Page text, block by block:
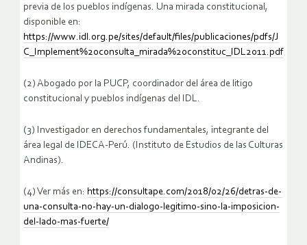
previa de los pueblos indígenas. Una mirada constitucional,
disponible en:
https://www.idl.org.pe/sites/default/files/publicaciones/pdfs/J
C_Implement%20consulta_mirada%20constituc_IDL2011.pdf
(2) Abogado por la PUCP, coordinador del área de litigo
constitucional y pueblos indígenas del IDL.
(3) Investigador en derechos fundamentales, integrante del
área legal de IDECA-Perú. (Instituto de Estudios de las Culturas
Andinas).
(4) Ver más en: https://consultape.com/2018/02/26/detras-de-
una-consulta-no-hay-un-dialogo-legitimo-sino-la-imposicion-
del-lado-mas-fuerte/